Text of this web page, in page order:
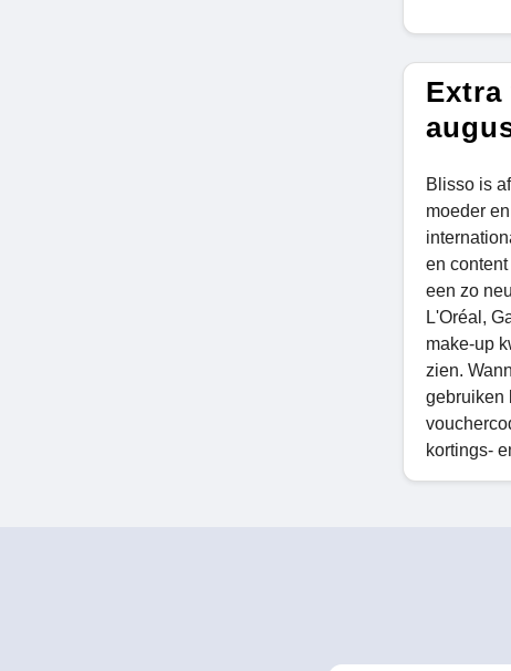
Blisso is
moeder
en
een zo
L'Oréal,
make-up
zien.
gebruiken
kortings-